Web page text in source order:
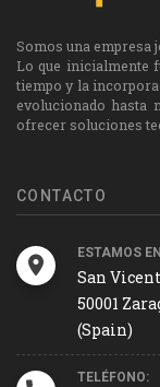
Somos una empresa
Lo que inicialmente
tiempo y la
evolucionado hasta
ofrecer soluciones
CONTACTO
ESTAMOS
San
50001
(Spain)
TELÉFONO: